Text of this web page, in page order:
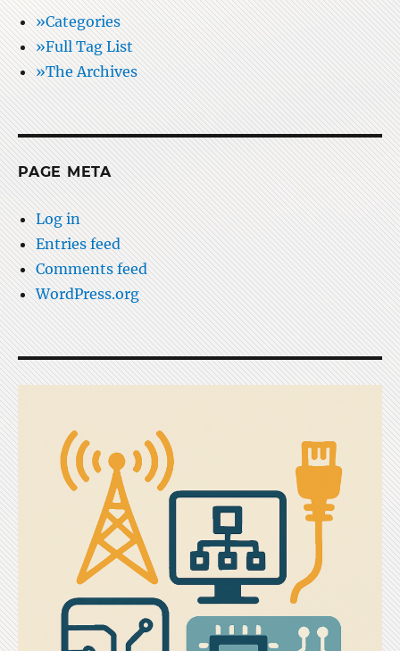
»Categories
»Full Tag List
»The Archives
PAGE META
Log in
Entries feed
Comments feed
WordPress.org